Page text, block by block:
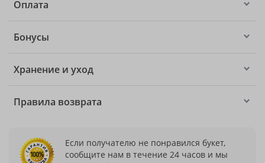
Оплата
Бонусы
Хранение и уход
Правила возврата
Если получателю не понравился букет,
сообщите нам в течение 24 часов и мы